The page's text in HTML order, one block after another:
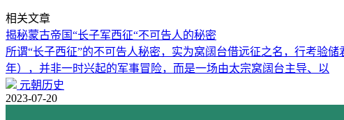
相关文章
揭秘蒙古帝国“长子军西征“不可告人的秘密
所谓“长子西征”的不可告人秘密，实为窝阔台借远征之名，行考验
年），并非一时兴起的军事冒险，而是一场由太宗窝阔台主导、以
元朝历史
2023-07-20